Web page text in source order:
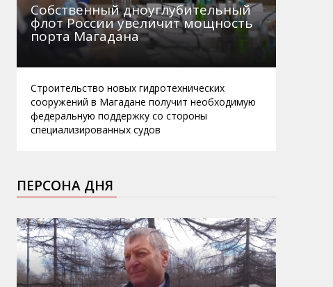
Собственный дноуглубительный
флот России увеличит мощность
порта Магадана
Строительство новых гидротехнических
сооружений в Магадане получит необходимую
федеральную поддержку со стороны
специализированных судов
ПЕРСОНА ДНЯ